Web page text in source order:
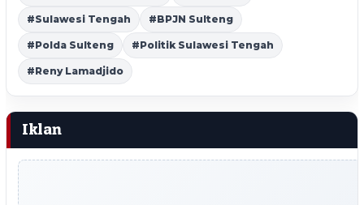
#Sulawesi Tengah #BPJN Sulteng
#Polda Sulteng #Politik Sulawesi Tengah
#Reny Lamadjido
Iklan